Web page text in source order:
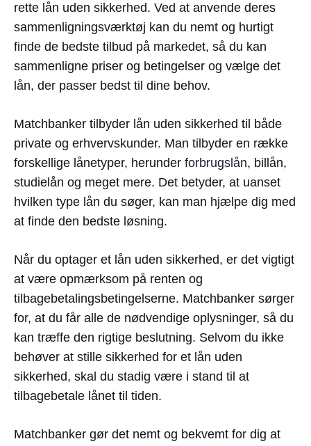
rette lån uden sikkerhed. Ved at anvende deres
sammenligningsværktøj kan du nemt og hurtigt
finde de bedste tilbud på markedet, så du kan
sammenligne priser og betingelser og vælge det
lån, der passer bedst til dine behov.
Matchbanker tilbyder lån uden sikkerhed til både
private og erhvervskunder. Man tilbyder en række
forskellige lånetyper, herunder forbrugslån, billån,
studielån og meget mere. Det betyder, at uanset
hvilken type lån du søger, kan man hjælpe dig med
at finde den bedste løsning.
Når du optager et lån uden sikkerhed, er det vigtigt
at være opmærksom på renten og
tilbagebetalingsbetingelserne. Matchbanker sørger
for, at du får alle de nødvendige oplysninger, så du
kan træffe den rigtige beslutning. Selvom du ikke
behøver at stille sikkerhed for et lån uden
sikkerhed, skal du stadig være i stand til at
tilbagebetale lånet til tiden.
Matchbanker gør det nemt og bekvemt for dig at